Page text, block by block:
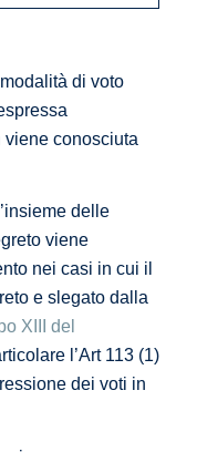
di voto
viene conosciuta
delle
viene
nei casi in cui il
e slegato dalla
XIII del
l’Art 113 (1)
dei voti in